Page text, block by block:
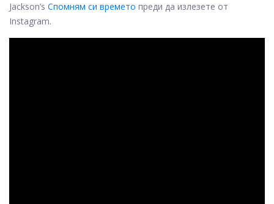
Jackson’s Спомням си времето преди да излезете от
Instagram.